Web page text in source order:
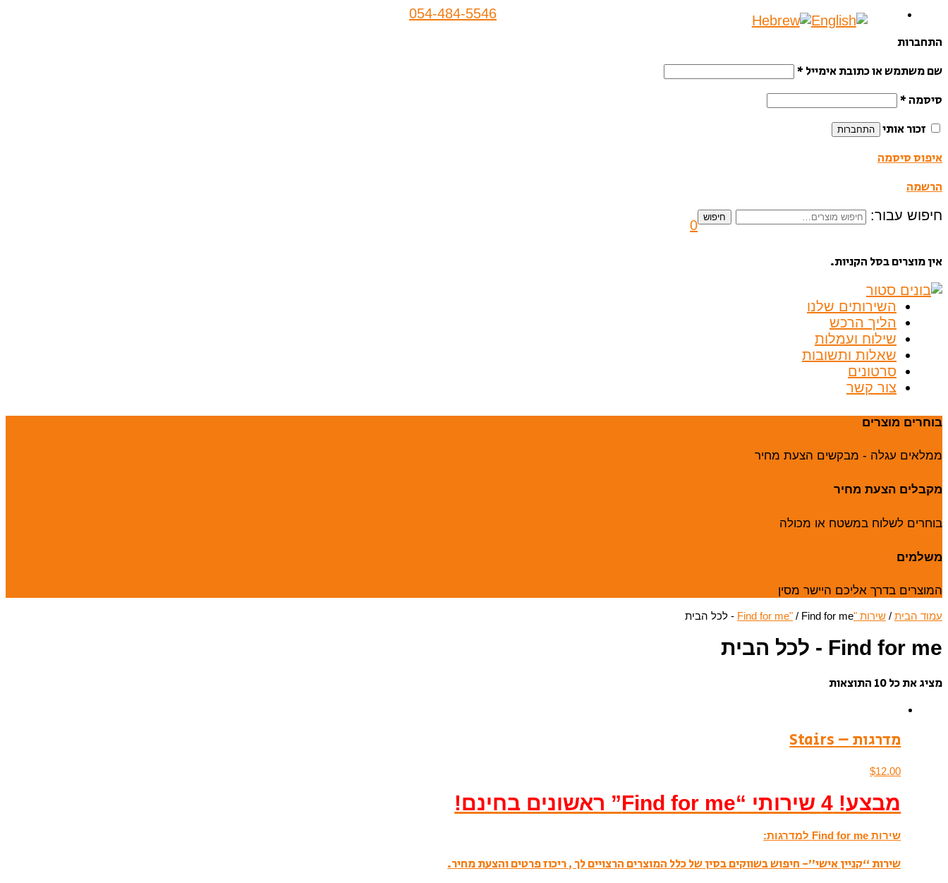
054-484-5546
התחברות
שם משתמש או כתובת אימייל *
סיסמה *
זכור אותי
התחברות
איפוס סיסמה
הרשמה
חיפוש עבור: חיפוש
0
אין מוצרים בסל הקניות.
השירותים שלנו
הליך הרכש
שילוח ועמלות
שאלות ותשובות
סרטונים
צור קשר
בוחרים מוצרים
ממלאים עגלה - מבקשים הצעת מחיר
מקבלים הצעת מחיר
בוחרים לשלוח במשטח או מכולה
משלמים
המוצרים בדרך אליכם היישר מסין
עמוד הבית / שירות "Find for me"/ Find for me - לכל הבית
Find for me - לכל הבית
מציג את כל 10 התוצאות
מדרגות – Stairs
$12.00
מבצע! 4 שירותי “Find for me” ראשונים בחינם!
שירות Find for me למדרגות:
שירות “קניין אישי”- חיפוש בשווקים בסין של כלל המוצרים הרצויים לך , ריכוז פרטים והצעת מחיר.